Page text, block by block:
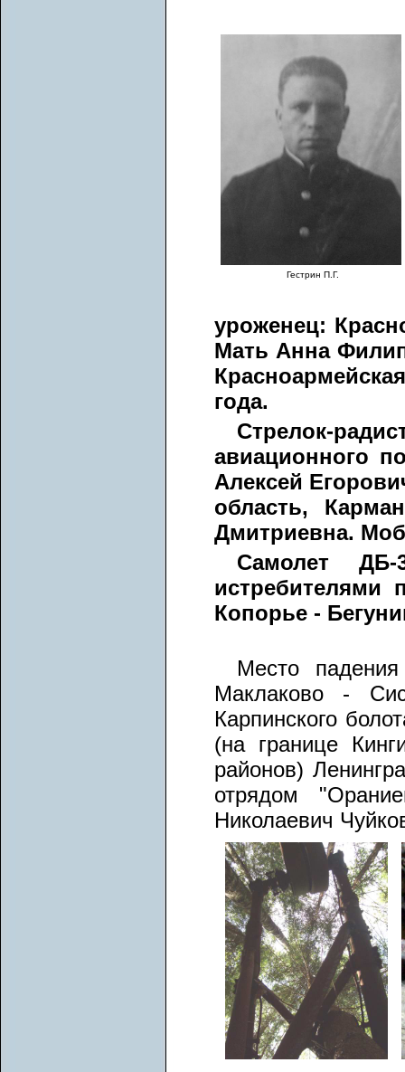
Гестрин П.Г.
уроженец:
Мать Анна
года.
Стрелок-
авиационного
Алексей
область,
Дмитриевна.
Самолет
истребителями
Копорье -
Место
Маклаково -
Карпинского
(на границе
районов)
отрядом
Николаевич